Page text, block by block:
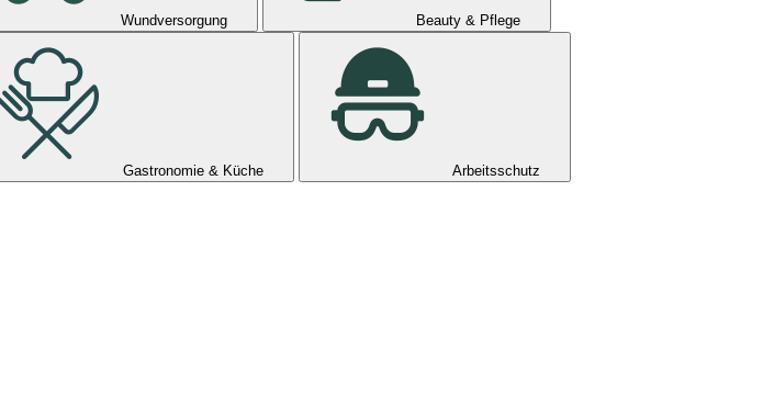
Wundversorgung Beauty & Pflege
Gastronomie & Küche Arbeitsschutz